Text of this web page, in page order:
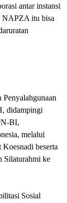
antar instansi
NAPZA itu bisa
didampingi
BI,
melalui
beserta
Silaturahmi ke
Sosial